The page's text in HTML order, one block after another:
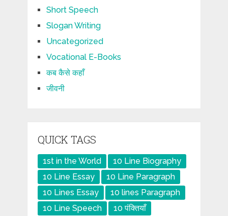
Short Speech
Slogan Writing
Uncategorized
Vocational E-Books
कब कैसे कहाँ
जीवनी
QUICK TAGS
1st in the World
10 Line Biography
10 Line Essay
10 Line Paragraph
10 Lines Essay
10 lines Paragraph
10 Line Speech
10 पंक्तियाँ